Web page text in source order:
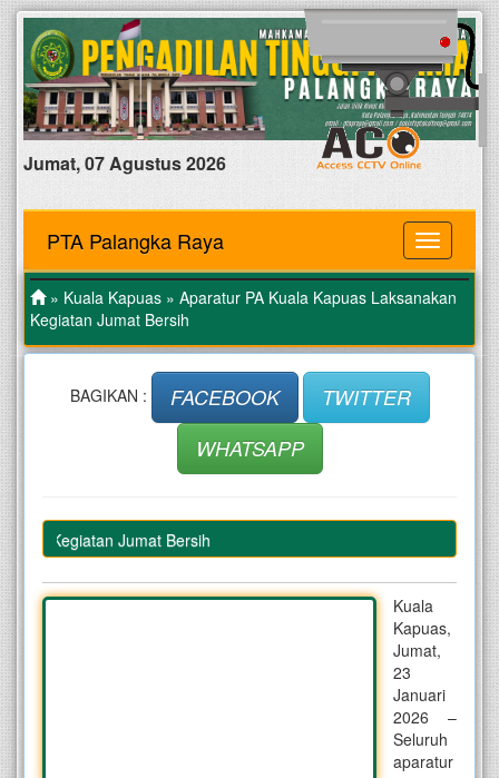
Jumat, 07 Agustus 2026
MENU
PTA Palangka Raya
» Kuala Kapuas » Aparatur PA Kuala Kapuas Laksanakan
Kegiatan Jumat Bersih
BAGIKAN : FACEBOOK
TWITTER
WHATSAPP
Kegiatan Jumat Bersih
Kuala
Kapuas,
Jumat,
23
Januari
2026 –
Seluruh
aparatur